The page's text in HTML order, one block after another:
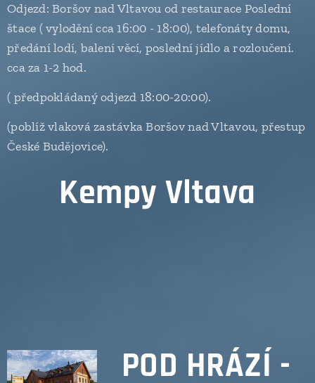
Odjezd: Boršov nad Vltavou od restaurace Poslední
štace ( vylodění cca 16:00 - 18:00), telefonáty domu,
předání lodí, balení věcí, poslední jídlo a rozloučení.
cca za 1-2 hod.
( předpokládaný odjezd 18:00-20:00).
(poblíž vlaková zastávka Boršov nad Vltavou, přestup
České Budějovice).
Kempy Vltava
POD HRÁZÍ -